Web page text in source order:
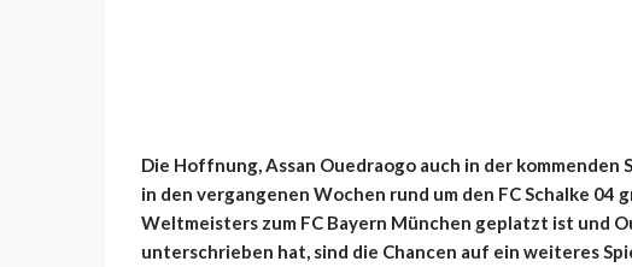
Die Hoffnung, Assan Ouedraogo auch in der kommenden
in den vergangenen Wochen rund um den FC Schalke 04
Weltmeisters zum FC Bayern München geplatzt ist und
unterschrieben hat, sind die Chancen auf ein weiteres